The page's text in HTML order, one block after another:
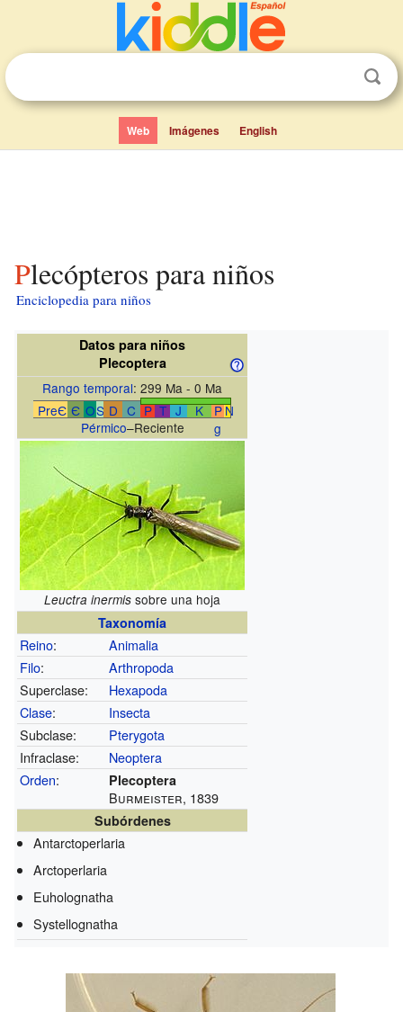
Web Imágenes English
Plecópteros para niños
Enciclopedia para niños
Datos para niños
Plecoptera
Rango temporal: 299 Ma - 0 Ma
PreЄ Є OS D C P T J K P
g
N
Pérmico–Reciente
Leuctra inermis sobre una hoja
Taxonomía
Reino:
Animalia
Filo:
Arthropoda
Superclase:
Hexapoda
Clase:
Insecta
Subclase:
Pterygota
Infraclase:
Neoptera
Orden: Plecoptera
Burmeister, 1839
Subórdenes
Antarctoperlaria
Arctoperlaria
Euholognatha
Systellognatha